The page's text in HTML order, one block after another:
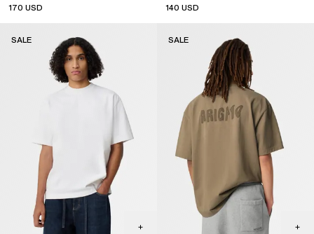
170 USD
140 USD
SALE SALE